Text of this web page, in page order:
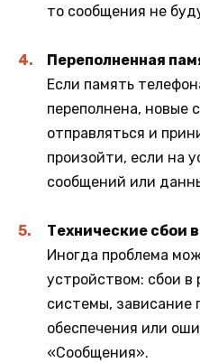
то сообщения не
Переполненная
Если память
переполнена, новые
отправляться и
произойти, если на
сообщений или
Технические сбои
Иногда проблема
устройством: сбои в
системы, зависание
обеспечения или
«Сообщения».